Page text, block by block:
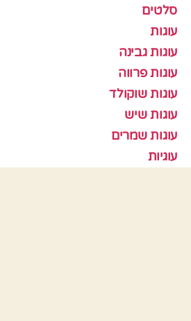
סלטים
עוגות
עוגות גבינה
עוגות פרווה
עוגות שוקולד
עוגות שיש
עוגות שמרים
עוגיות